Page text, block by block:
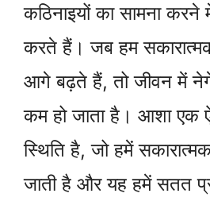
कठिनाइयों का सामना करने
करते हैं। जब हम
आगे बढ़ते हैं, तो जीवन में
कम हो जाता है। आशा एक
स्थिति है, जो हमें
जाती है और यह हमें सतत